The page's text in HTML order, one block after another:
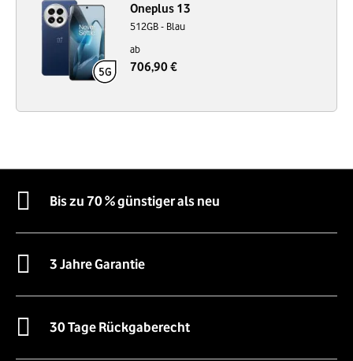
Oneplus 13
512GB - Blau
ab
706,90 €
Bis zu 70 % günstiger als neu
3 Jahre Garantie
30 Tage Rückgaberecht